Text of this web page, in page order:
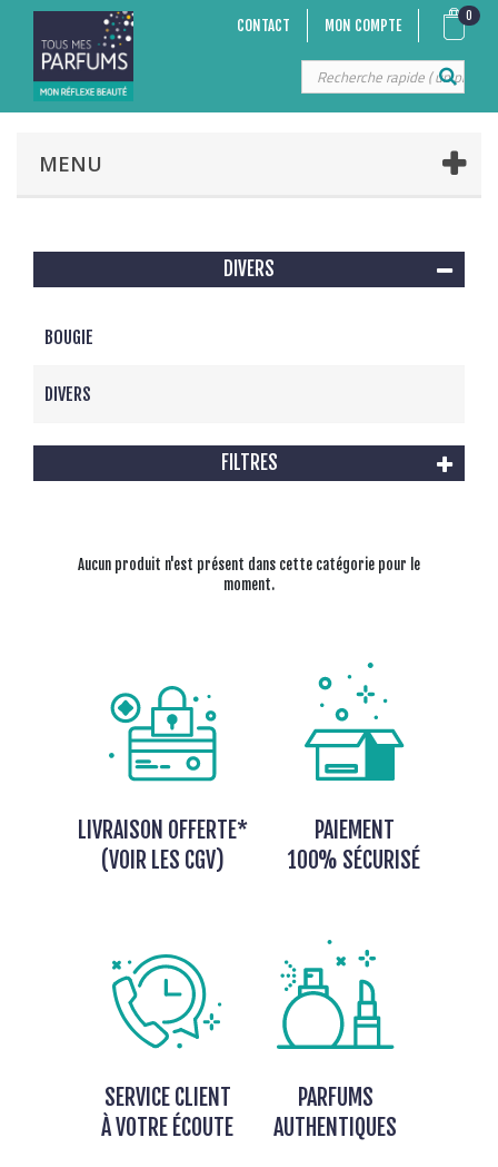
0
CONTACT MON COMPTE
MENU
DIVERS
BOUGIE
DIVERS
FILTRES
Aucun produit n'est présent dans cette catégorie pour le
moment.
LIVRAISON OFFERTE*
(VOIR LES CGV)
PAIEMENT
100% SÉCURISÉ
SERVICE CLIENT
À VOTRE ÉCOUTE
PARFUMS
AUTHENTIQUES